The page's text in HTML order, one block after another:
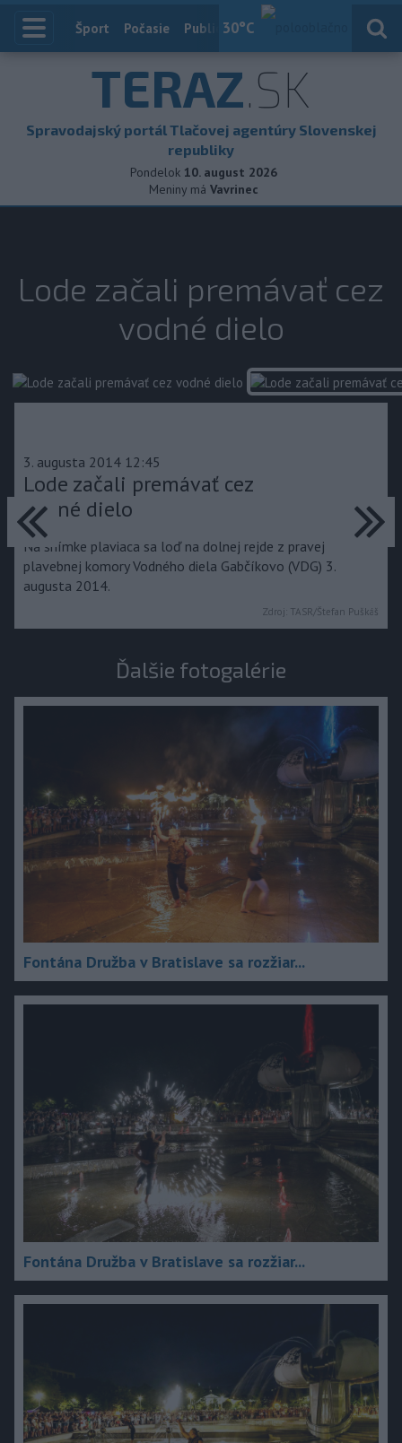
30°C
Index
Šport Počasie Publicistika
TERAZ.SK
Spravodajský portál Tlačovej agentúry Slovenskej
republiky
Pondelok 10. august 2026
Meniny má Vavrinec
Lode začali premávať cez
vodné dielo
3. augusta 2014 12:45
Lode začali premávať cez
vodné dielo
Na snímke plaviaca sa loď na dolnej rejde z pravej
plavebnej komory Vodného diela Gabčíkovo (VDG) 3.
augusta 2014.
Zdroj: TASR/Štefan Puškáš
predchádzajúce
Ďalšie fotogalérie
Fontána Družba v Bratislave sa rozžiar...
Fontána Družba v Bratislave sa rozžiar...